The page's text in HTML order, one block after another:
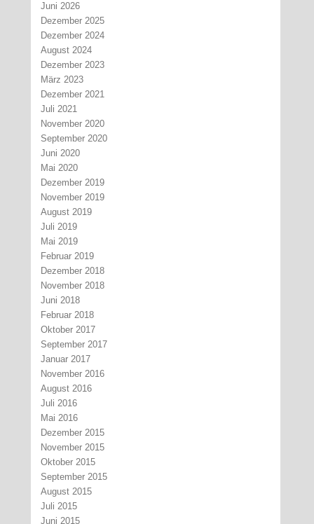
Juni 2026
Dezember 2025
Dezember 2024
August 2024
Dezember 2023
März 2023
Dezember 2021
Juli 2021
November 2020
September 2020
Juni 2020
Mai 2020
Dezember 2019
November 2019
August 2019
Juli 2019
Mai 2019
Februar 2019
Dezember 2018
November 2018
Juni 2018
Februar 2018
Oktober 2017
September 2017
Januar 2017
November 2016
August 2016
Juli 2016
Mai 2016
Dezember 2015
November 2015
Oktober 2015
September 2015
August 2015
Juli 2015
Juni 2015